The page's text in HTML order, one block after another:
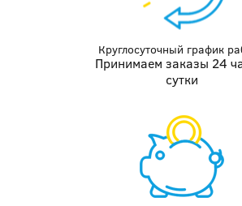
Круглосуточный график
Принимаем заказы 24
сутки